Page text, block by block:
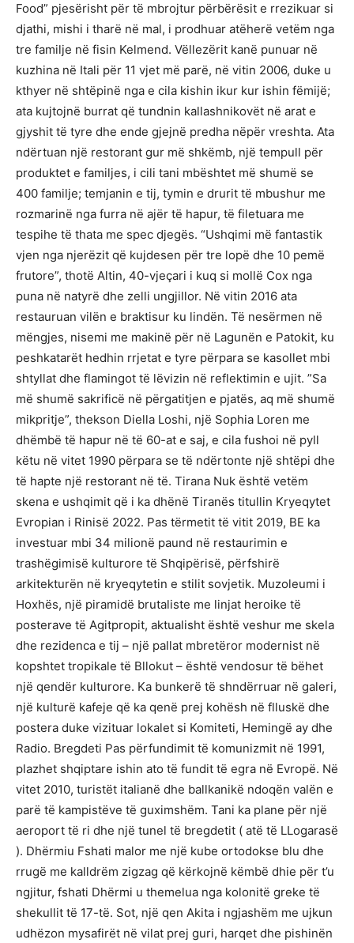
Food” pjesërisht për të mbrojtur përbërësit e rrezikuar si
djathi, mishi i tharë në mal, i prodhuar atëherë vetëm nga
tre familje në fisin Kelmend. Vëllezërit kanë punuar në
kuzhina në Itali për 11 vjet më parë, në vitin 2006, duke u
kthyer në shtëpinë nga e cila kishin ikur kur ishin fëmijë;
ata kujtojnë burrat që tundnin kallashnikovët në arat e
gjyshit të tyre dhe ende gjejnë predha nëpër vreshta. Ata
ndërtuan një restorant gur më shkëmb, një tempull për
produktet e familjes, i cili tani mbështet më shumë se
400 familje; temjanin e tij, tymin e drurit të mbushur me
rozmarinë nga furra në ajër të hapur, të filetuara me
tespihe të thata me spec djegës. “Ushqimi më fantastik
vjen nga njerëzit që kujdesen për tre lopë dhe 10 pemë
frutore”, thotë Altin, 40-vjeçari i kuq si mollë Cox nga
puna në natyrë dhe zelli ungjillor. Në vitin 2016 ata
restauruan vilën e braktisur ku lindën. Të nesërmen në
mëngjes, nisemi me makinë për në Lagunën e Patokit, ku
peshkatarët hedhin rrjetat e tyre përpara se kasollet mbi
shtyllat dhe flamingot të lëvizin në reflektimin e ujit. ”Sa
më shumë sakrificë në përgatitjen e pjatës, aq më shumë
mikpritje”, thekson Diella Loshi, një Sophia Loren me
dhëmbë të hapur në të 60-at e saj, e cila fushoi në pyll
këtu në vitet 1990 përpara se të ndërtonte një shtëpi dhe
të hapte një restorant në të. Tirana Nuk është vetëm
skena e ushqimit që i ka dhënë Tiranës titullin Kryeqytet
Evropian i Rinisë 2022. Pas tërmetit të vitit 2019, BE ka
investuar mbi 34 milionë paund në restaurimin e
trashëgimisë kulturore të Shqipërisë, përfshirë
arkitekturën në kryeqytetin e stilit sovjetik. Muzoleumi i
Hoxhës, një piramidë brutaliste me linjat heroike të
posterave të Agitpropit, aktualisht është veshur me skela
dhe rezidenca e tij – një pallat mbretëror modernist në
kopshtet tropikale të Bllokut – është vendosur të bëhet
një qendër kulturore. Ka bunkerë të shndërruar në galeri,
një kulturë kafeje që ka qenë prej kohësh në flluskë dhe
postera duke vizituar lokalet si Komiteti, Hemingë ay dhe
Radio. Bregdeti Pas përfundimit të komunizmit në 1991,
plazhet shqiptare ishin ato të fundit të egra në Evropë. Në
vitet 2010, turistët italianë dhe ballkanikë ndoqën valën e
parë të kampistëve të guximshëm. Tani ka plane për një
aeroport të ri dhe një tunel të bregdetit ( atë të LLogarasë
). Dhërmiu Fshati malor me një kube ortodokse blu dhe
rrugë me kalldrëm zigzag që kërkojnë këmbë dhie për t’u
ngjitur, fshati Dhërmi u themelua nga kolonitë greke të
shekullit të 17-të. Sot, një qen Akita i ngjashëm me ujkun
udhëzon mysafirët në vilat prej guri, harqet dhe pishinën